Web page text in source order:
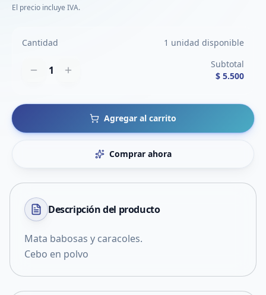
El precio incluye IVA.
Cantidad 1 unidad disponible
1
Subtotal
$ 5.500
Agregar al carrito
Comprar ahora
Descripción del producto
Mata babosas y caracoles.
Cebo en polvo